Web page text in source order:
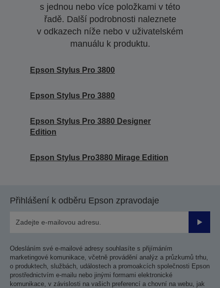
s jednou nebo více položkami v této
řadě. Další podrobnosti naleznete
v odkazech níže nebo v uživatelském
manuálu k produktu.
Epson Stylus Pro 3800
Epson Stylus Pro 3880
Epson Stylus Pro 3880 Designer
Edition
Epson Stylus Pro3880 Mirage Edition
Přihlášení k odběru Epson zpravodaje
Odesláním své e-mailové adresy souhlasíte s přijímáním
marketingové komunikace, včetně provádění analýz a průzkumů trhu,
o produktech, službách, událostech a promoakcích společnosti Epson
prostřednictvím e-mailu nebo jinými formami elektronické
komunikace, v závislosti na vašich preferencí a chovní na webu, jak